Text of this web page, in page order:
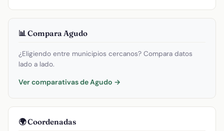
📊 Compara Agudo
¿Eligiendo entre municipios cercanos? Compara datos
lado a lado.
Ver comparativas de Agudo →
🌍 Coordenadas